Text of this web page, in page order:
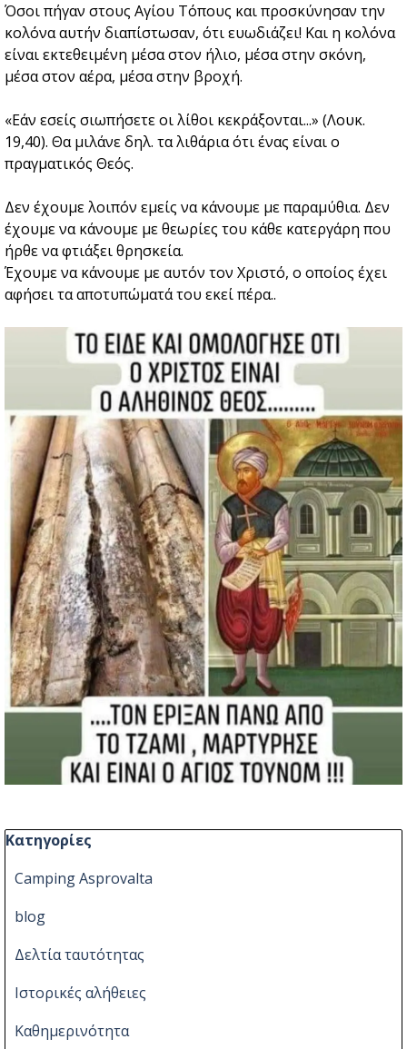
Όσοι πήγαν στους Αγίου Τόπους και προσκύνησαν την
κολόνα αυτήν διαπίστωσαν, ότι ευωδιάζει! Και η κολόνα
είναι εκτεθειμένη μέσα στον ήλιο, μέσα στην σκόνη,
μέσα στον αέρα, μέσα στην βροχή.
«Εάν εσείς σιωπήσετε οι λίθοι κεκράξονται...» (Λουκ.
19,40). Θα μιλάνε δηλ. τα λιθάρια ότι ένας είναι ο
πραγματικός Θεός.
Δεν έχουμε λοιπόν εμείς να κάνουμε με παραμύθια. Δεν
έχουμε να κάνουμε με θεωρίες του κάθε κατεργάρη που
ήρθε να φτιάξει θρησκεία.
Έχουμε να κάνουμε με αυτόν τον Χριστό, ο οποίος έχει
αφήσει τα αποτυπώματά του εκεί πέρα..
Παράλειψη μπλόκ Κατηγορίες
Κατηγορίες
Camping Asprovalta
blog
Δελτία ταυτότητας
Ιστορικές αλήθειες
Καθημερινότητα